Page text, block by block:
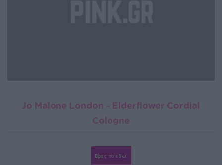
Jo Malone London - Elderflower Cordial
Cologne
Βρες το εδώ